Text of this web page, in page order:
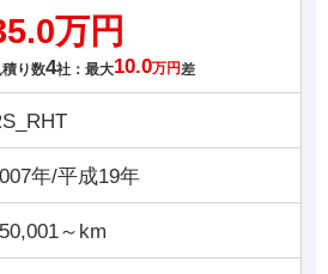
万円
積り数4社：最大10.0万円 差
年/平成19年
～km